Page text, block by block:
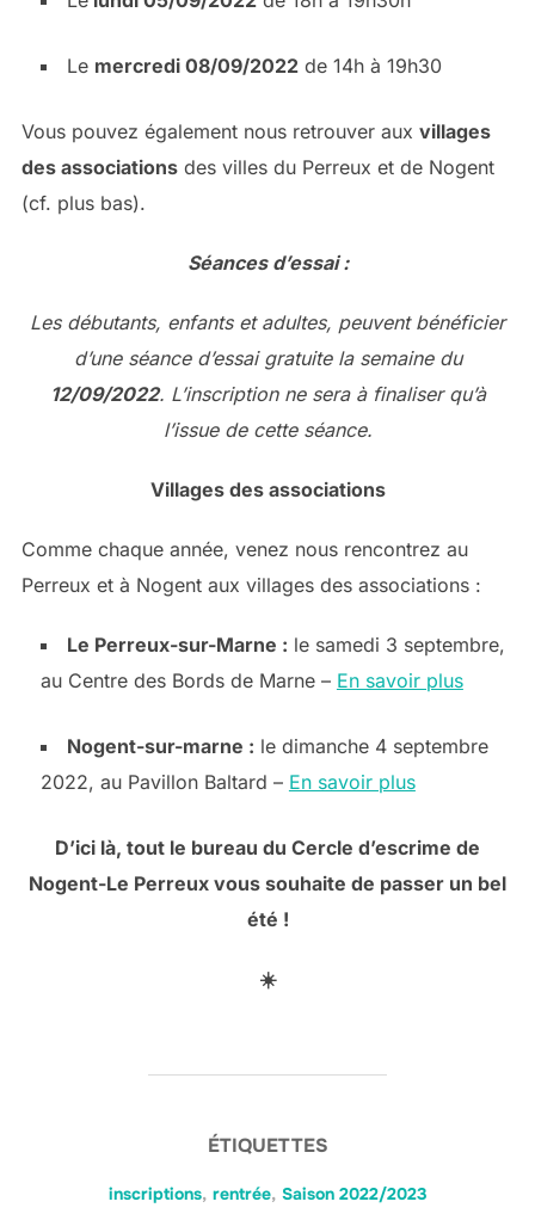
Le mercredi 08/09/2022de 14h à 19h30
Vous pouvez également nous retrouver aux villages
des associationsdes villes du Perreux et de Nogent
(cf. plus bas).
Séances d’essai :
Les débutants, enfants et adultes, peuvent bénéficier
d’une séance d’essai gratuite la semaine du
12/09/2022. L’inscription ne sera à finaliser qu’à
l’issue de cette séance.
Villages des associations
Comme chaque année, venez nous rencontrez au
Perreux et à Nogent aux villages des associations :
Le Perreux-sur-Marne : le samedi 3 septembre,
au Centre des Bords de Marne – En savoir plus
Nogent-sur-marne : le dimanche 4 septembre
2022, au Pavillon Baltard – En savoir plus
D’ici là, tout le bureau du Cercle d’escrime de
Nogent-Le Perreux vous souhaite de passer un bel
été !
☀️
ÉTIQUETTES
inscriptions, rentrée, Saison 2022/2023